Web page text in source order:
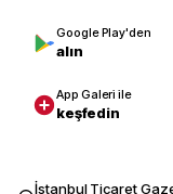
Google Play'den
alın
App Galeri ile
keşfedin
İstanbul Ticaret